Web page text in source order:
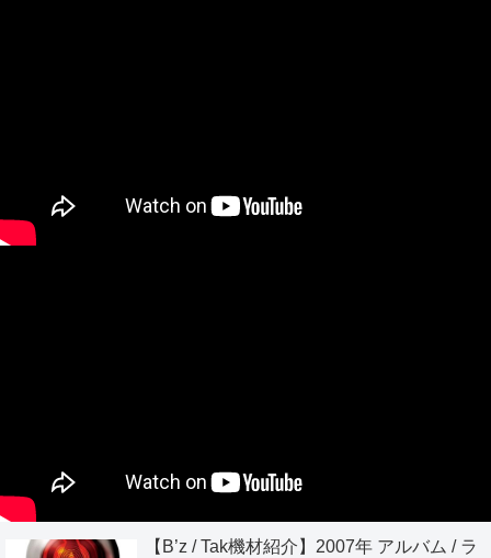
【B’z / Tak機材紹介】2007年 アルバム / ラ